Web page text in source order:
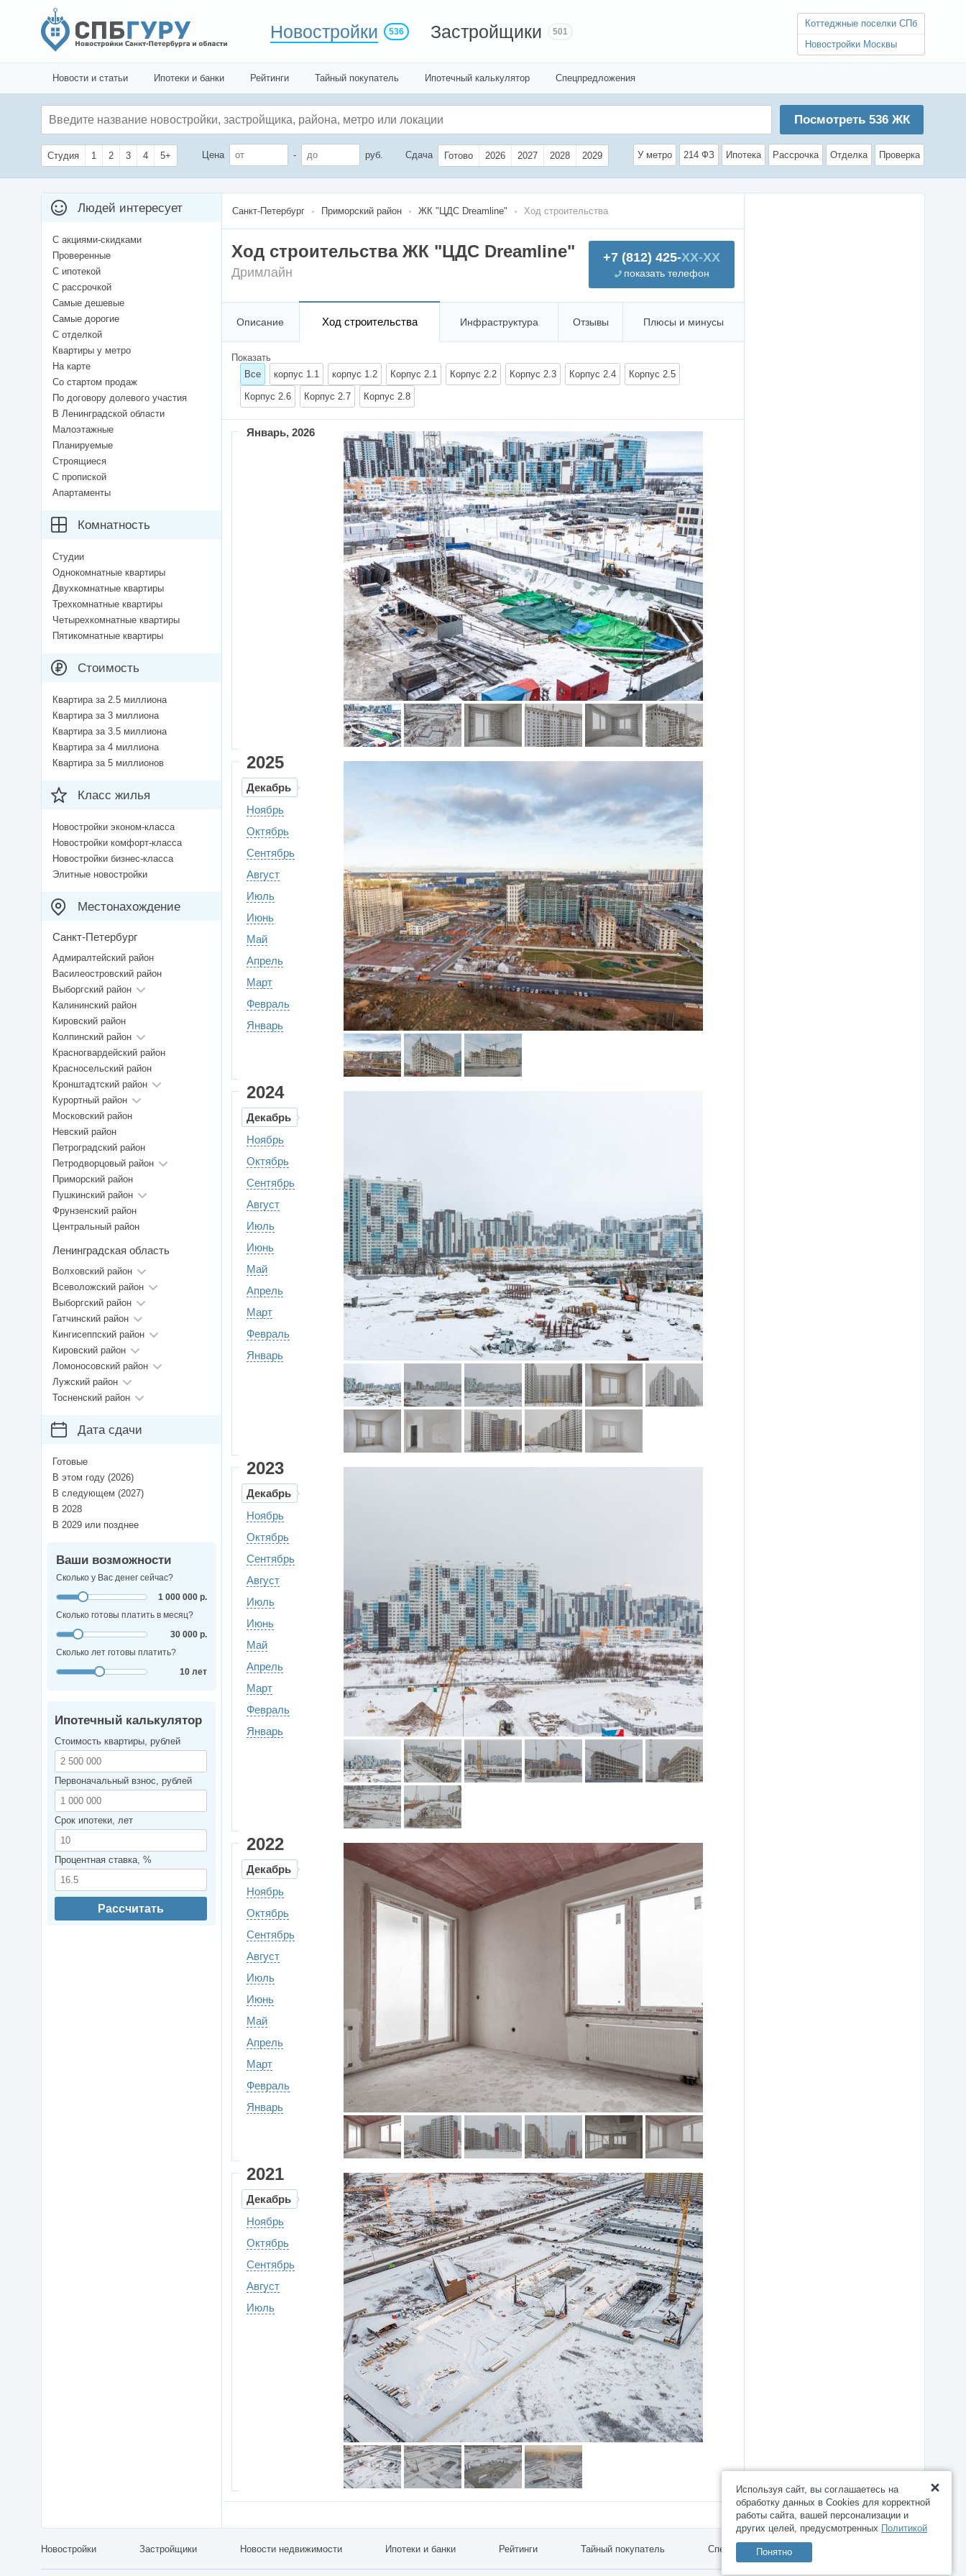
Новостройки 536 Застройщики 501
Коттеджные поселки СПб
Новостройки Москвы
Новости и статьи Ипотеки и банки Рейтинги Тайный покупатель Ипотечный калькулятор Спецпредложения
Посмотреть 536ЖК
Студия 1 2 3 4 5+ Цена - руб. Сдача Готово 2026 2027 2028 2029 У метро 214 ФЗ Ипотека Рассрочка Отделка Проверка
Санкт-Петербург Приморский район ЖК "ЦДС Dreamline" Ход строительства
+7 (812) 425-XX-XX
показать телефон
Ход строительства ЖК "ЦДС Dreamline"
Дримлайн
Описание Ход строительства Инфраструктура Отзывы Плюсы и минусы
Показать
Все
корпус 1.1 корпус 1.2 Корпус 2.1 Корпус 2.2 Корпус 2.3 Корпус 2.4 Корпус 2.5
Корпус 2.6 Корпус 2.7 Корпус 2.8
Январь, 2026
2025
Декабрь
Ноябрь
Октябрь
Сентябрь
Август
Июль
Июнь
Май
Апрель
Март
Февраль
Январь
2024
Декабрь
Ноябрь
Октябрь
Сентябрь
Август
Июль
Июнь
Май
Апрель
Март
Февраль
Январь
2023
Декабрь
Ноябрь
Октябрь
Сентябрь
Август
Июль
Июнь
Май
Апрель
Март
Февраль
Январь
2022
Декабрь
Ноябрь
Октябрь
Сентябрь
Август
Июль
Июнь
Май
Апрель
Март
Февраль
Январь
2021
Декабрь
Ноябрь
Октябрь
Сентябрь
Август
Июль
Людей интересует
С акциями-скидками
Проверенные
С ипотекой
С рассрочкой
Самые дешевые
Самые дорогие
С отделкой
Квартиры у метро
На карте
Со стартом продаж
По договору долевого участия
В Ленинградской области
Малоэтажные
Планируемые
Строящиеся
С пропиской
Апартаменты
Комнатность
Студии
Однокомнатные квартиры
Двухкомнатные квартиры
Трехкомнатные квартиры
Четырехкомнатные квартиры
Пятикомнатные квартиры
Стоимость
Квартира за 2.5 миллиона
Квартира за 3 миллиона
Квартира за 3.5 миллиона
Квартира за 4 миллиона
Квартира за 5 миллионов
Класс жилья
Новостройки эконом-класса
Новостройки комфорт-класса
Новостройки бизнес-класса
Элитные новостройки
Местонахождение
Санкт-Петербург
Адмиралтейский район
Василеостровский район
Выборгский район
Калининский район
Кировский район
Колпинский район
Красногвардейский район
Красносельский район
Кронштадтский район
Курортный район
Московский район
Невский район
Петроградский район
Петродворцовый район
Приморский район
Пушкинский район
Фрунзенский район
Центральный район
Ленинградская область
Волховский район
Всеволожский район
Выборгский район
Гатчинский район
Кингисеппский район
Кировский район
Ломоносовский район
Лужский район
Тосненский район
Дата сдачи
Готовые
В этом году (2026)
В следующем (2027)
В 2028
В 2029 или позднее
Ваши возможности
Сколько у Вас денег сейчас?
1 000 000 р.
Сколько готовы платить в месяц?
30 000 р.
Сколько лет готовы платить?
10 лет
Ипотечный калькулятор
Стоимость квартиры, рублей
Первоначальный взнос, рублей
Срок ипотеки, лет
Процентная ставка, %
Рассчитать
Используя сайт, вы соглашаетесь на
обработку данных в Cookies для корректной
работы сайта, вашей персонализации и
других целей, предусмотренных Политикой
Понятно
Новостройки Застройщики Новости недвижимости Ипотеки и банки Рейтинги Тайный покупатель Спецпредложения